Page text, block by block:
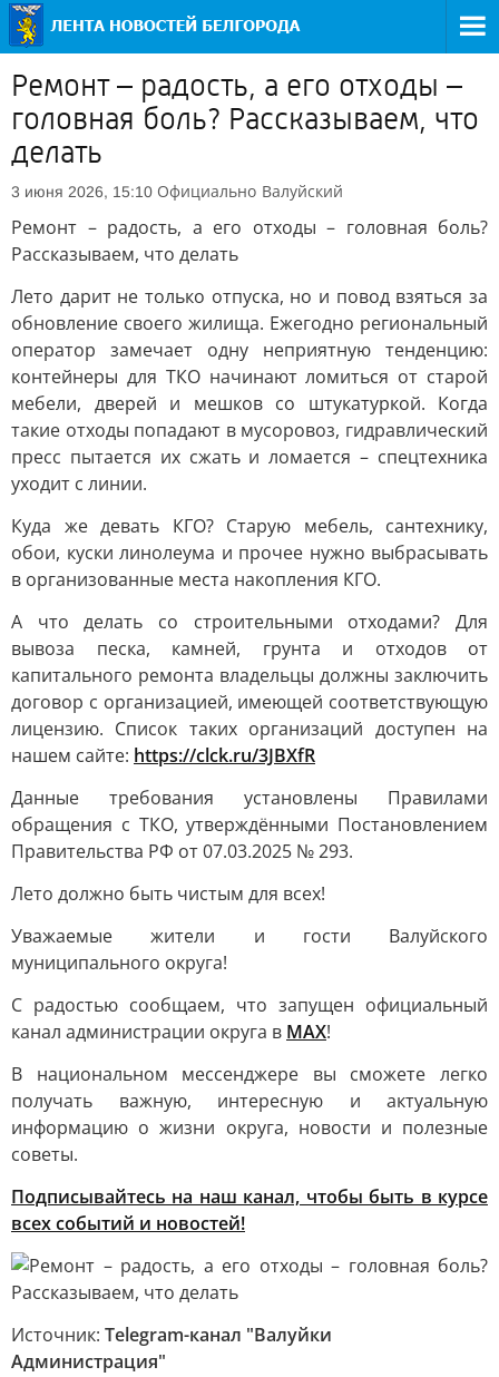
Ремонт – радость, а его отходы –
головная боль? Рассказываем, что
делать
3 июня 2026, 15:10 Официально Валуйский
Ремонт – радость, а его отходы – головная боль?
Рассказываем, что делать
Лето дарит не только отпуска, но и повод взяться за
обновление своего жилища. Ежегодно региональный
оператор замечает одну неприятную тенденцию:
контейнеры для ТКО начинают ломиться от старой
мебели, дверей и мешков со штукатуркой. Когда
такие отходы попадают в мусоровоз, гидравлический
пресс пытается их сжать и ломается – спецтехника
уходит с линии.
Куда же девать КГО? Старую мебель, сантехнику,
обои, куски линолеума и прочее нужно выбрасывать
в организованные места накопления КГО.
А что делать со строительными отходами? Для
вывоза песка, камней, грунта и отходов от
капитального ремонта владельцы должны заключить
договор с организацией, имеющей соответствующую
лицензию. Список таких организаций доступен на
нашем сайте: https://clck.ru/3JBXfR
Данные требования установлены Правилами
обращения с ТКО, утверждёнными Постановлением
Правительства РФ от 07.03.2025 № 293.
Лето должно быть чистым для всех!
Уважаемые жители и гости Валуйского
муниципального округа!
С радостью сообщаем, что запущен официальный
канал администрации округа в MAX!
В национальном мессенджере вы сможете легко
получать важную, интересную и актуальную
информацию о жизни округа, новости и полезные
советы.
Подписывайтесь на наш канал, чтобы быть в курсе
всех событий и новостей!
Источник: Telegram-канал "Валуйки
Администрация"